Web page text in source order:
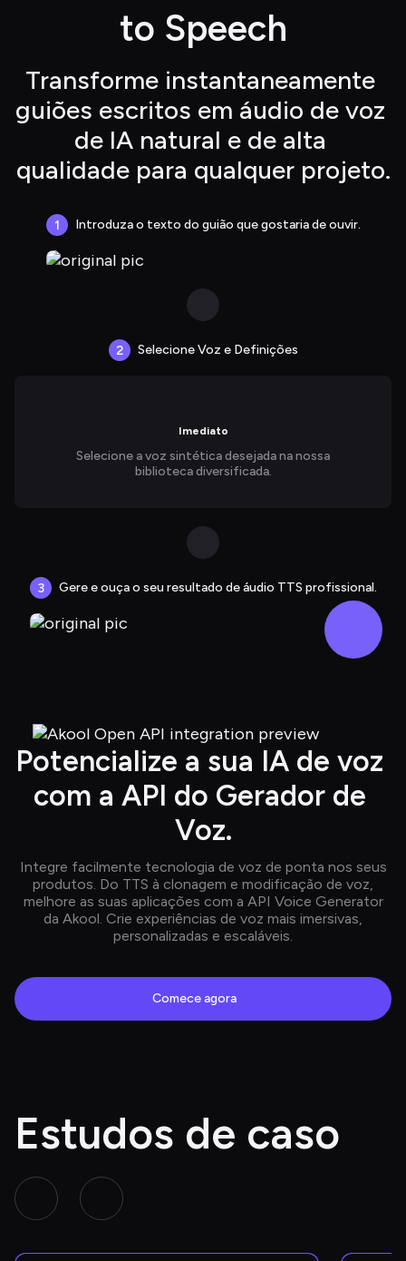
to Speech
Transforme instantaneamente
guiões escritos em áudio de voz
de IA natural e de alta
qualidade para qualquer projeto.
1 Introduza o texto do guião que gostaria de ouvir.
2 Selecione Voz e Definições
Imediato
Selecione a voz sintética desejada na nossa
biblioteca diversificada.
3 Gere e ouça o seu resultado de áudio TTS profissional.
Potencialize a sua IA de voz
com a API do Gerador de
Voz.
Integre facilmente tecnologia de voz de ponta nos seus
produtos. Do TTS à clonagem e modificação de voz,
melhore as suas aplicações com a API Voice Generator
da Akool. Crie experiências de voz mais imersivas,
personalizadas e escaláveis.
Comece agora
Estudos de caso